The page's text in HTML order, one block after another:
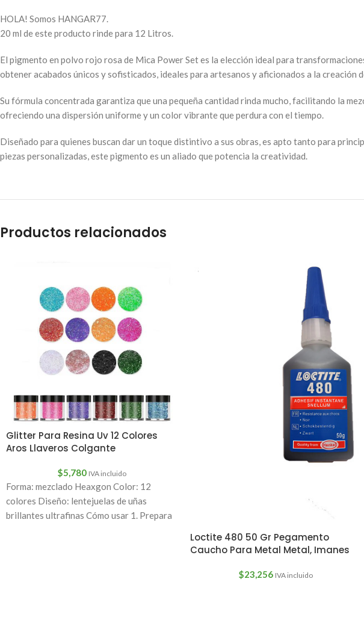
HOLA! Somos HANGAR77.
20 ml de este producto rinde para 12 Litros.
El pigmento en polvo rojo rosa de Mica Power Set es la elección ideal para
obtener acabados únicos y sofisticados, ideales para artesanos y aficionados a la creación
Su fórmula concentrada garantiza que una pequeña cantidad rinda mucho, facilitando la
ofreciendo una dispersión uniforme y un color vibrante que perdura con el tiempo.
Diseñado para quienes buscan dar un toque distintivo a sus obras, es apto tanto para
piezas personalizadas, este pigmento es un aliado que potencia la creatividad.
Productos relacionados
Glitter Para Resina Uv 12 Colores
Aros Llaveros Colgante
$5,780 IVA incluido
Forma: mezclado Heaxgon Color: 12
colores Diseño: lentejuelas de uñas
brillantes ultrafinas Cómo usar 1. Prepara
Loctite 480 50 Gr Pegamento
Caucho Para Metal Metal, Imanes
$23,256 IVA incluido